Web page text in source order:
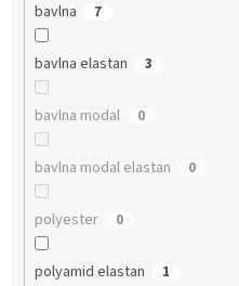
bavlna 7
bavlna elastan 3
bavlna modal 0
bavlna modal elastan 0
polyester 0
polyamid elastan 1